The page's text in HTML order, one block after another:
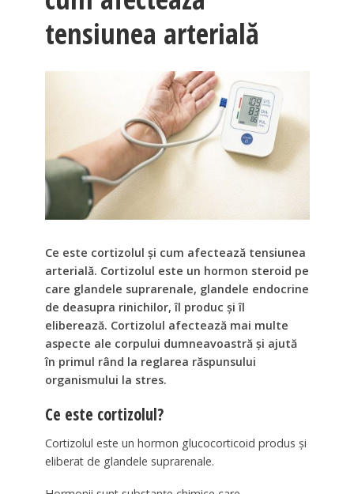
tensiunea arterială
Ce este cortizolul și cum afectează tensiunea
arterială. Cortizolul este un hormon steroid pe
care glandele suprarenale, glandele endocrine
de deasupra rinichilor, îl produc și îl
eliberează. Cortizolul afectează mai multe
aspecte ale corpului dumneavoastră și ajută
în primul rând la reglarea răspunsului
organismului la stres.
Ce este cortizolul?
Cortizolul este un hormon glucocorticoid produs și
eliberat de glandele suprarenale.